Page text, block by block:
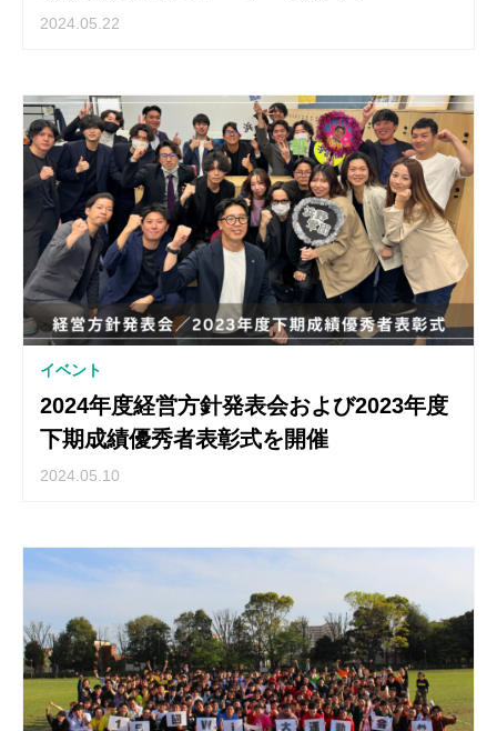
2024.05.22
イベント
2024年度経営方針発表会および2023年度
下期成績優秀者表彰式を開催
2024.05.10